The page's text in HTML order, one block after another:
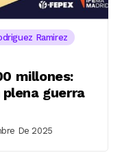
Ramirez
millones:
guerra
De 2025